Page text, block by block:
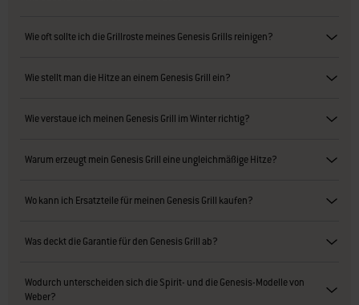
Wie oft sollte ich die Grillroste meines Genesis Grills reinigen?
Wie stellt man die Hitze an einem Genesis Grill ein?
Wie verstaue ich meinen Genesis Grill im Winter richtig?
Warum erzeugt mein Genesis Grill eine ungleichmäßige Hitze?
Wo kann ich Ersatzteile für meinen Genesis Grill kaufen?
Was deckt die Garantie für den Genesis Grill ab?
Wodurch unterscheiden sich die Spirit- und die Genesis-Modelle von
Weber?